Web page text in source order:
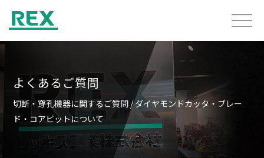
よくあるご質問
切断・穿孔機器に関するご質問 / ダイヤモンドカッタ・ブレー
ド・コアビットについて